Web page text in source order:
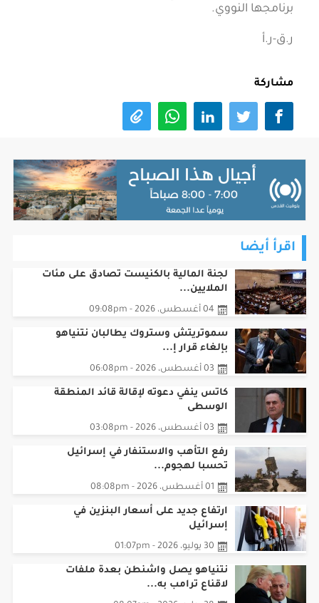
برنامجها النووي.
ر.ق-ر.أ
مشاركة
اقرأ أيضا
لجنة المالية بالكنيست تصادق على مئات
الملايين...
04 أغسطس، 2026 - 09:08pm
سموتريتش وستروك يطالبان نتنياهو
بإلغاء قرار إ...
03 أغسطس، 2026 - 06:08pm
كاتس ينفي دعوته لإقالة قائد المنطقة
الوسطى
03 أغسطس، 2026 - 03:08pm
رفع التأهب والاستنفار في إسرائيل
تحسبا لهجوم...
01 أغسطس، 2026 - 08:08pm
ارتفاع جديد على أسعار البنزين في
إسرائيل
30 يوليو، 2026 - 01:07pm
نتنياهو يصل واشنطن بعدة ملفات
لاقناع ترامب به...